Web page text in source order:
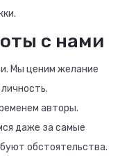
с нами
Мы ценим желание
авторы.
даже за самые
обстоятельства.